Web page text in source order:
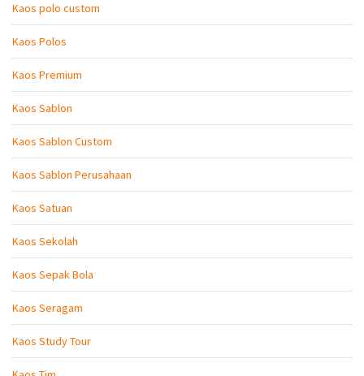
Kaos polo custom
Kaos Polos
Kaos Premium
Kaos Sablon
Kaos Sablon Custom
Kaos Sablon Perusahaan
Kaos Satuan
Kaos Sekolah
Kaos Sepak Bola
Kaos Seragam
Kaos Study Tour